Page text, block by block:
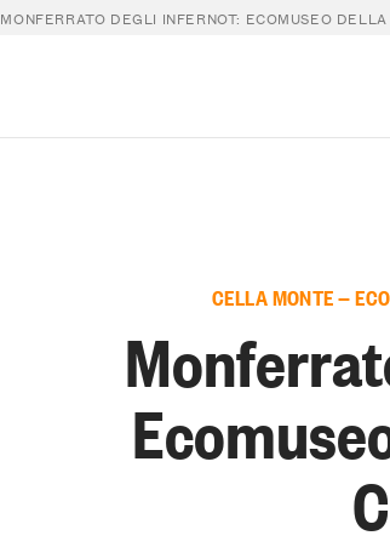
MONFERRATO DEGLI INFERNOT: ECOMUSEO
CELLA MONTE —